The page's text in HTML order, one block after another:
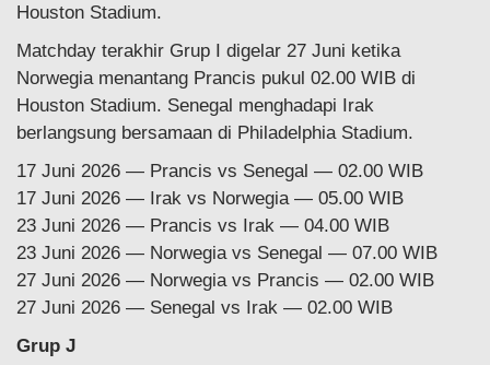
Houston Stadium.
Matchday terakhir Grup I digelar 27 Juni ketika
Norwegia menantang Prancis pukul 02.00 WIB di
Houston Stadium. Senegal menghadapi Irak
berlangsung bersamaan di Philadelphia Stadium.
17 Juni 2026 — Prancis vs Senegal — 02.00 WIB
17 Juni 2026 — Irak vs Norwegia — 05.00 WIB
23 Juni 2026 — Prancis vs Irak — 04.00 WIB
23 Juni 2026 — Norwegia vs Senegal — 07.00 WIB
27 Juni 2026 — Norwegia vs Prancis — 02.00 WIB
27 Juni 2026 — Senegal vs Irak — 02.00 WIB
Grup J